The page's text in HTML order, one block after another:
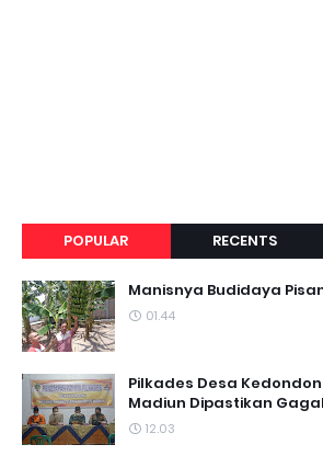
POPULAR RECENTS
Manisnya Budidaya
01.44
Pilkades Desa
Madiun Dipastikan
12.03